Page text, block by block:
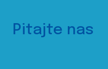
Pitajte nas